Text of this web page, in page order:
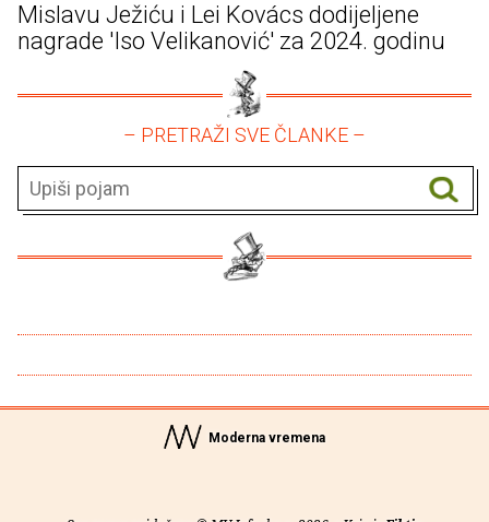
Mislavu Ježiću i Lei Kovács dodijeljene
nagrade 'Iso Velikanović' za 2024. godinu
– PRETRAŽI SVE ČLANKE –
Moderna vremena